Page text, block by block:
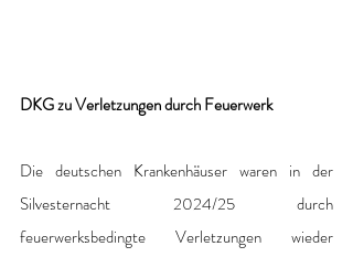
DKG zu Verletzungen durch Feuerwerk
Die deutschen Krankenhäuser waren in der
Silvesternacht 2024/25 durch
feuerwerksbedingte Verletzungen wieder